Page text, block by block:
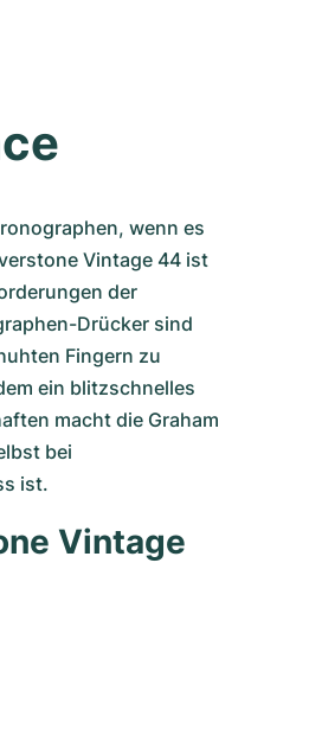
wenn es
Vintage 44 ist
der
Drücker sind
Fingern zu
ein blitzschnelles
macht die Graham
bei
ist.
Vintage